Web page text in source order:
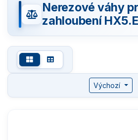
Kalibrace pipet
Zlatnické váhy
Nemocniční váhy
Nerezové váhy
zahloubení
Výchozí